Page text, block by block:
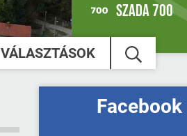
SZADA 700
VÁLASZTÁSOK
Facebook